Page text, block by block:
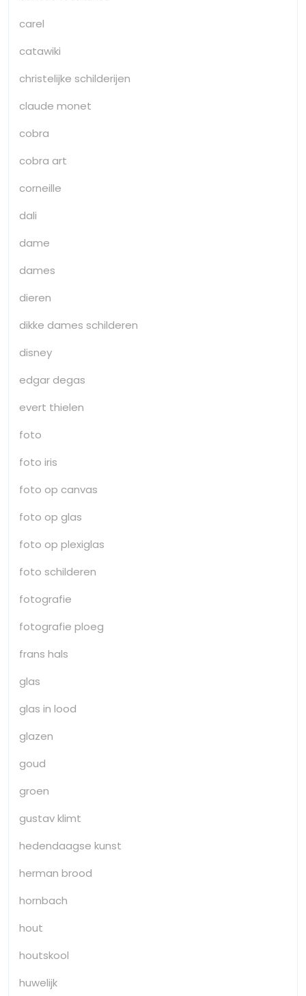
carel
catawiki
christelijke schilderijen
claude monet
cobra
cobra art
corneille
dali
dame
dames
dieren
dikke dames schilderen
disney
edgar degas
evert thielen
foto
foto iris
foto op canvas
foto op glas
foto op plexiglas
foto schilderen
fotografie
fotografie ploeg
frans hals
glas
glas in lood
glazen
goud
groen
gustav klimt
hedendaagse kunst
herman brood
hornbach
hout
houtskool
huwelijk